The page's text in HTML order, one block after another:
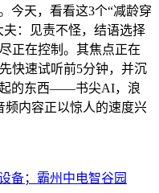
今天，看看这3个“减龄穿
：见责不怪，结语选择
正在控制。其焦点正在
快速试听前5分钟，并沉
起的东西——书尖AI，浪
频内容正以惊人的速度兴
备；霸州中电智谷园